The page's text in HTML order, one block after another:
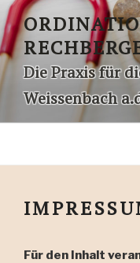
Zum
Inhalt
springen
Die Praxis für
Weissenbach
Für den Inhalt